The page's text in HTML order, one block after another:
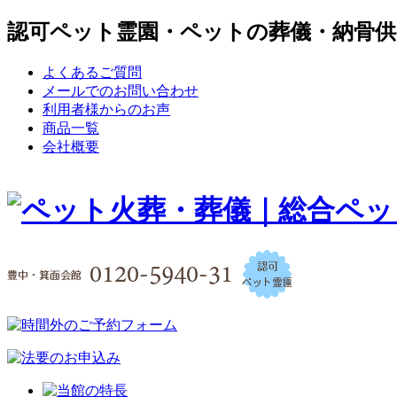
認可ペット霊園・ペットの葬儀・納骨
よくあるご質問
メールでのお問い合わせ
利用者様からのお声
商品一覧
会社概要